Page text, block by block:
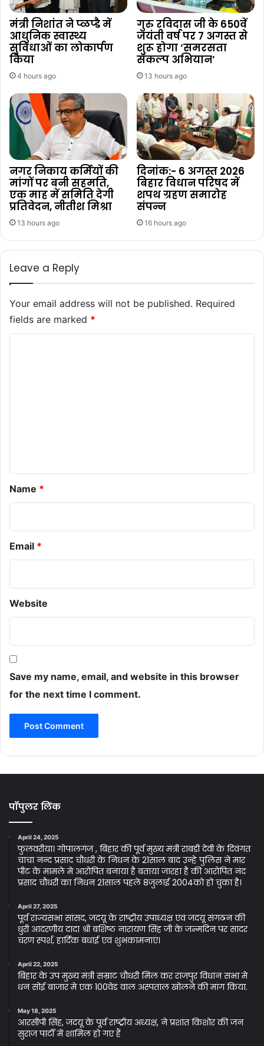
मंत्री निशांत ने प्ळप्डै में
आधुनिक स्वास्थ्य
सुविधाओं का लोकार्पण
किया
4 hours ago
गुरु रविदास जी के 650वें
जयंती वर्ष पर 7 अगस्त से
शुरू होगा ‘समरसता
संकल्प अभियान’
13 hours ago
नगर निकाय कर्मियों की
मांगों पर बनी सहमति,
एक माह में समिति देगी
प्रतिवेदन, नीतीश मिश्रा
13 hours ago
दिनांक:- 6 अगस्त 2026
बिहार विधान परिषद में
शपथ ग्रहण समारोह
संपन्न
16 hours ago
Leave a Reply
Your email address will not be published. Required
fields are marked *
Name *
Email *
Website
Save my name, email, and website in this browser
for the next time I comment.
पॉपुलर लिंक
April 24, 2025
फुलवरीया। गोपालगंज , बिहार की पूर्व मुख्य मंत्री राबड़ी देवी के दिवंगत
चाचा नन्द प्रसाद चौधरी के निधन के 21साल बाद उन्हे पुलिस ने मार
पीट के मामले मे आरोपित बनाया है बताया जारहा है की आरोपित नंद
प्रसाद चौधरी का निधन 21साल पहले 8जुलाई 2004को हो चुका है।
April 27, 2025
पूर्व राज्यसभा सांसद, जदयू के राष्ट्रीय उपाध्यक्ष एवं जदयू संगठन की
धुरी आदरणीय दादा श्री बशिष्ठ नारायण सिंह जी के जन्मदिन पर सादर
चरण स्पर्श, हार्दिक बधाई एवं शुभकामनाएं।
April 22, 2025
बिहार के उप मुख्य मंत्री सम्राट चौधरी मिल कर राजपुर विधान सभा मे
धन सोई बाजार मे एक 100वेड वाल अस्पताल खोलने की मांग किया.
May 18, 2025
आरसीपी सिंह, जदयू के पूर्व राष्ट्रीय अध्यक्ष, ने प्रशांत किशोर की जन
सुराज पार्टी में शामिल हो गए हैं